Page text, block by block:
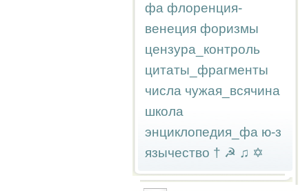
фа флоренция-
венеция форизмы
цензура_контроль
цитаты_фрагменты
числа чужая_всячина
школа
энциклопедия_фа ю-з
язычество † ☭ ♫ ✡